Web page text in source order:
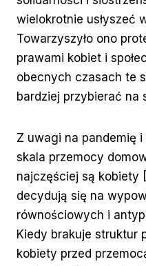
wielokrotnie usłyszeć
Towarzyszyło ono
prawami kobiet i
obecnych czasach te
bardziej przybierać na
Z uwagi na pandemię
skala przemocy
najczęściej są kobiety
decydują się na
równościowych i
Kiedy brakuje struktur
kobiety przed